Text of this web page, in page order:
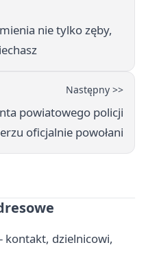
nie tylko zęby,
Następny >>
powiatowego policji
oficjalnie powołani
kontakt, dzielnicowi,